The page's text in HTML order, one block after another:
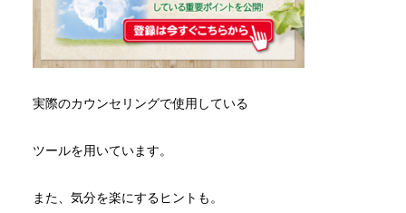
実際のカウンセリングで使用している
ツールを用いています。
また、気分を楽にするヒントも。